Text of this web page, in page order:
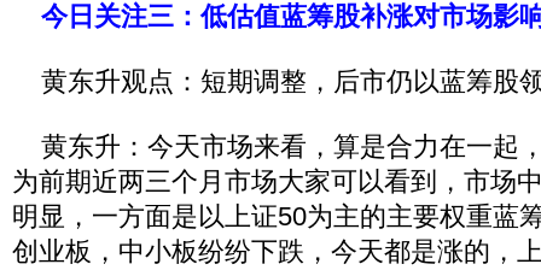
今日关注三：低估值蓝筹股补涨对市场影
黄东升观点：短期调整，后市仍以蓝筹股
黄东升：今天市场来看，算是合力在一起
为前期近两三个月市场大家可以看到，市场
明显，一方面是以上证50为主的主要权重蓝
创业板，中小板纷纷下跌，今天都是涨的，